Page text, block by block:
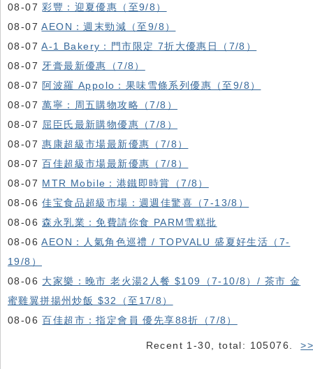
08-07彩豐：迎夏優惠（至9/8）
08-07AEON：週末勁減（至9/8）
08-07A-1 Bakery：門市限定 7折大優惠日（7/8）
08-07 牙膏最新優惠（7/8）
08-07 阿波羅 Appolo：果味雪條系列優惠（至9/8）
08-07萬寧：周五購物攻略（7/8）
08-07 屈臣氏最新購物優惠（7/8）
08-07惠康超級市場最新優惠（7/8）
08-07百佳超級市場最新優惠（7/8）
08-07 MTR Mobile：港鐵即時賞（7/8）
08-06佳宝食品超級市場：週週佳驚喜（7-13/8）
08-06森永乳業：免費請你食 PARM雪糕批
08-06AEON：人氣角色巡禮 / TOPVALU 盛夏好生活（7-
19/8）
08-06 大家樂：晚市 老火湯2人餐 $109（7-10/8）/ 茶市 金
蜜雞翼拼揚州炒飯 $32（至17/8）
08-06百佳超市：指定會員 優先享88折（7/8）
Recent 1-30, total: 105076.>>